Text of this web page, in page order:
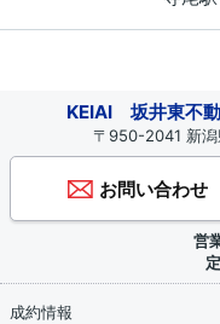
KEIAI 坂井東不
〒950-2041 新潟
お問い合わせ
営
成約情報